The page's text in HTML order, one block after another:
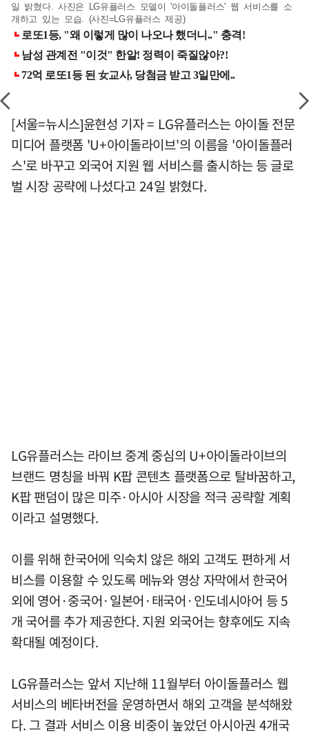
일 밝혔다. 사진은 LG유플러스 모델이 '아이돌플러스' 웹 서비스를 소
개하고 있는 모습. (사진=LG유플러스 제공)
[서울=뉴시스]윤현성 기자 = LG유플러스는 아이돌 전문
미디어 플랫폼 'U+아이돌라이브'의 이름을 '아이돌플러
스'로 바꾸고 외국어 지원 웹 서비스를 출시하는 등 글로
벌 시장 공략에 나섰다고 24일 밝혔다.
LG유플러스는 라이브 중계 중심의 U+아이돌라이브의
브랜드 명칭을 바꿔 K팝 콘텐츠 플랫폼으로 탈바꿈하고,
K팝 팬덤이 많은 미주·아시아 시장을 적극 공략할 계획
이라고 설명했다.
이를 위해 한국어에 익숙치 않은 해외 고객도 편하게 서
비스를 이용할 수 있도록 메뉴와 영상 자막에서 한국어
외에 영어·중국어·일본어·태국어·인도네시아어 등 5
개 국어를 추가 제공한다. 지원 외국어는 향후에도 지속
확대될 예정이다.
LG유플러스는 앞서 지난해 11월부터 아이돌플러스 웹
서비스의 베타버전을 운영하면서 해외 고객을 분석해왔
다. 그 결과 서비스 이용 비중이 높았던 아시아권 4개국